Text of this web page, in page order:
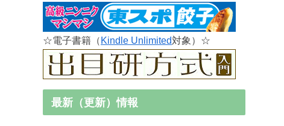
☆電子書籍（Kindle Unlimited対象）☆
最新（更新）情報